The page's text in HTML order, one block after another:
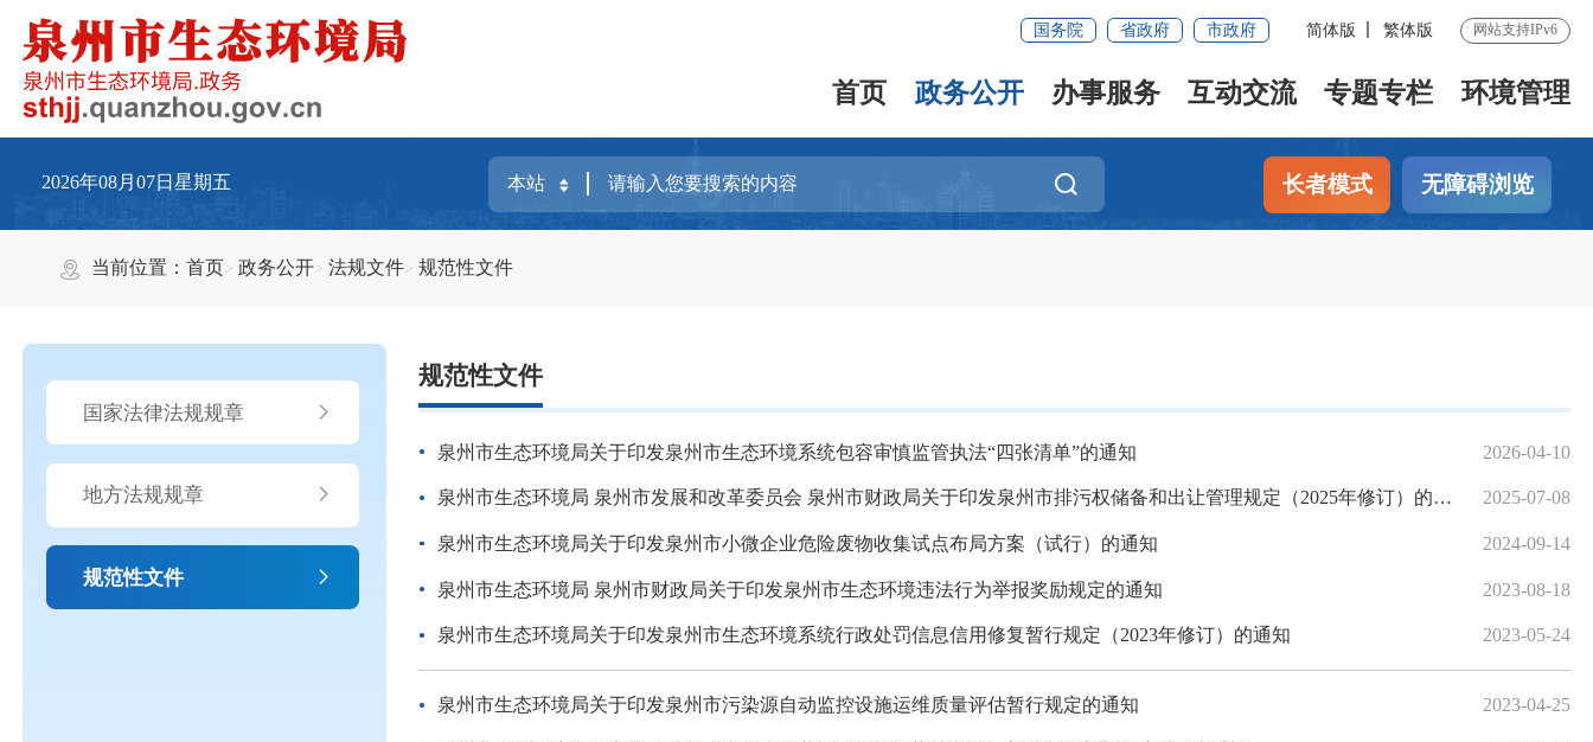
国务院 省政府 市政府 简体版 繁体版 网站支持IPv6
首页 政务公开 办事服务 互动交流 专题专栏 环境管理
2026年08月07日星期五 长者模式 无障碍浏览
当前位置：首页 政务公开 法规文件 规范性文件
国家法律法规规章
地方法规规章
规范性文件
规范性文件
泉州市生态环境局关于印发泉州市生态环境系统包容审慎监管执法“四张清单”的通知 2026-04-10
泉州市生态环境局 泉州市发展和改革委员会 泉州市财政局关于印发泉州市排污权储备和出让管理规定（2025年修订）的通知 2025-07-08
泉州市生态环境局关于印发泉州市小微企业危险废物收集试点布局方案（试行）的通知 2024-09-14
泉州市生态环境局 泉州市财政局关于印发泉州市生态环境违法行为举报奖励规定的通知 2023-08-18
泉州市生态环境局关于印发泉州市生态环境系统行政处罚信息信用修复暂行规定（2023年修订）的通知 2023-05-24
泉州市生态环境局关于印发泉州市污染源自动监控设施运维质量评估暂行规定的通知 2023-04-25